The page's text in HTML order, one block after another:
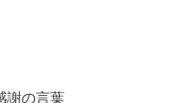
謝の言葉